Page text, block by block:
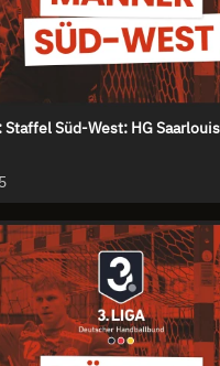
Staffel Süd-West: HG